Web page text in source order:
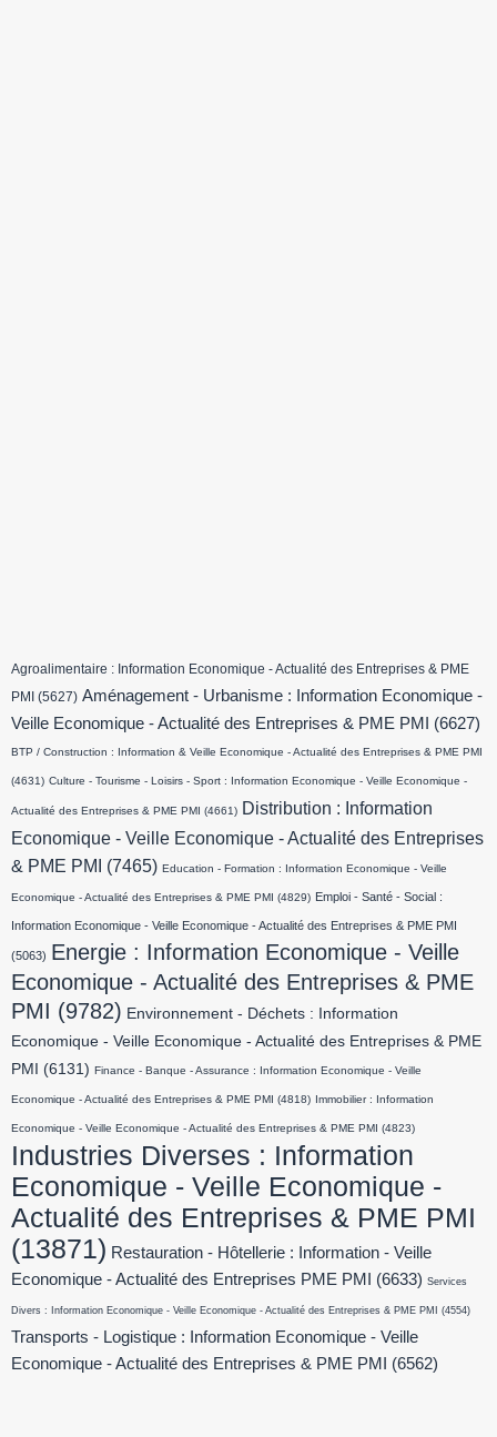
Agroalimentaire : Information Economique - Actualité des Entreprises & PME
PMI (5627) Aménagement - Urbanisme : Information Economique -
Veille Economique - Actualité des Entreprises & PME PMI
(6627)
BTP / Construction : Information & Veille Economique - Actualité des Entreprises & PME PMI
(4631) Culture - Tourisme - Loisirs - Sport : Information Economique - Veille Economique -
Actualité des Entreprises & PME PMI (4661) Distribution : Information
Economique - Veille Economique - Actualité des Entreprises
& PME PMI
(7465) Education - Formation : Information Economique - Veille
Economique - Actualité des Entreprises & PME PMI (4829) Emploi - Santé - Social :
Information Economique - Veille Economique - Actualité des Entreprises & PME PMI
(5063) Energie : Information Economique - Veille
Economique - Actualité des Entreprises & PME
PMI (9782) Environnement - Déchets : Information
Economique - Veille Economique - Actualité des Entreprises & PME
PMI
(6131) Finance - Banque - Assurance : Information Economique - Veille
Economique - Actualité des Entreprises & PME PMI (4818) Immobilier : Information
Economique - Veille Economique - Actualité des Entreprises & PME PMI (4823)
Industries Diverses : Information
Economique - Veille Economique -
Actualité des Entreprises & PME PMI
(13871) Restauration - Hôtellerie : Information - Veille
Economique - Actualité des Entreprises PME PMI
(6633) Services
Divers : Information Economique - Veille Economique - Actualité des Entreprises & PME PMI (4554)
Transports - Logistique : Information Economique - Veille
Economique - Actualité des Entreprises & PME PMI
(6562)